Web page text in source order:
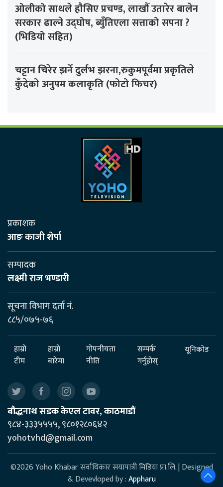
ओलीको साथले हौसिए प्रचण्ड, लाखौँ उतारेर बालेन
सरकार ढाल्ने उद्घोष, ब्युँतिएला सत्ताको सपना ?
(भिडियो सहित)
चट्टान चिरेर झर्ने दुर्लभ झरना,रुकुमपूर्वमा प्रकृतिले
कुँदेको अनुपम कलाकृति (फोटो फिचर)
प्रकाशक
आङ काजी शेर्पा
सम्पादक
लक्ष्मी राज भण्डारी
सूचना विभाग दर्ता नं.
८८५/०७५-७६
हाम्रो
टीम
हाम्रो
बारेमा
गोपनीयता
नीति
सम्पर्क
गर्नुहोस्
यूनिकोड
बौद्धनाथ सडक केएल टावर, काठमाडौं
९८४-३३३५५५५, ९८०१२८०६४२
yohotvhd@gmail.com
©2026 Yoho Khabar सर्वाधिकार सयापात्री मिडिया प्रा.लि. | Designed
& Devevloped by :Appharu